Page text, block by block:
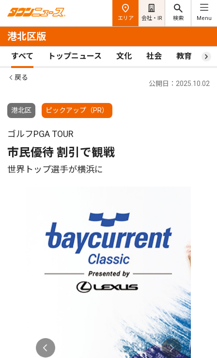
エリア 会社・IR 検索 Menu
港北区版
すべて トップニュース 文化 社会 教育 ス
戻る
港北区 ピックアップ（PR）
公開日：2025.10.02
ゴルフPGA TOUR
市民優待 割引で観戦
世界トップ選手が横浜に